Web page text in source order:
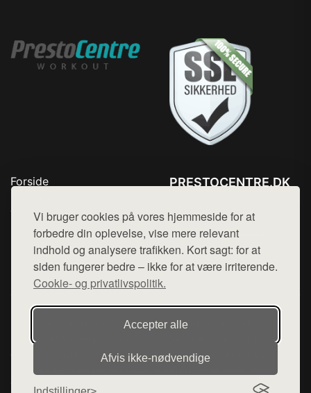
Vi bruger cookies på vores hjemmeside for at
forbedre din oplevelse, vise mere relevant
indhold og analysere trafikken. Kort sagt: for at
siden fungerer bedre – ikke for at være irriterende.
Cookie- og privatlivspolitik.
Accepter alle
Afvis ikke‑nødvendige
Forside
Top Rabatter
Kontakt
PRESTOCENTRE.DK
Mail: hej@want.dk
Cookie- og privatlivspolitik
Denne side er en del af want.dk, der udgiver en række
hjemmesider med præsentation af forskellige produkter fra
diverse webshops. Der sælges ikke varer fra denne side - vi
varerne på lager.